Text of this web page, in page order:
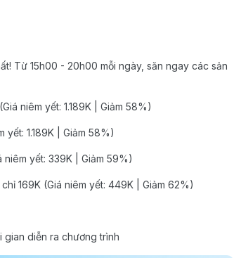
Từ 15h00 - 20h00 mỗi ngày, săn ngay các sản
niêm yết: 1.189K | Giảm 58%)
yết: 1.189K | Giảm 58%)
niêm yết: 339K | Giảm 59%)
169K (Giá niêm yết: 449K | Giảm 62%)
gian diễn ra chương trình